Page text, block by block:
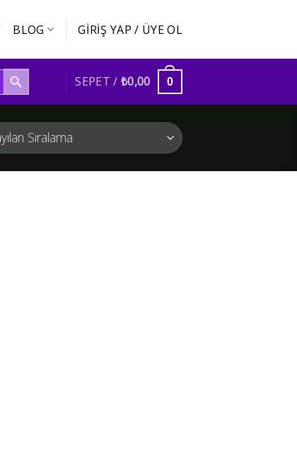
BLOG GIRIŞ YAP / ÜYE OL
SEARCH BUTTON
SEPET / ₺0,00 0